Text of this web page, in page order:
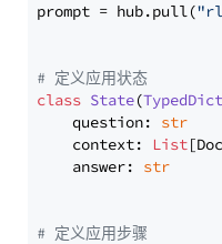
prompt = hub.pull(
# 定义应用状态
class State(TypedDict
    question:
str
    context:
List
    answer:
str
# 定义应用步骤